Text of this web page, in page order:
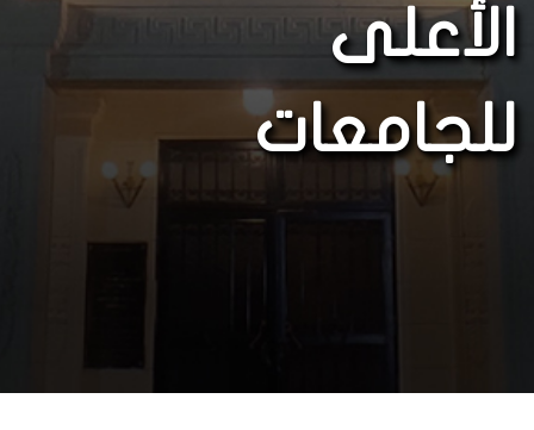
الأعلى
للجامعات